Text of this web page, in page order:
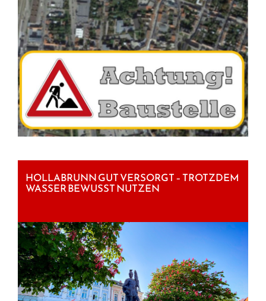
HOLLABRUNN GUT VERSORGT – TROTZDEM
WASSER BEWUSST NUTZEN